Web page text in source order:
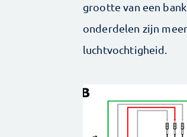
grootte van een
onderdelen zijn
luchtvochtigheid.